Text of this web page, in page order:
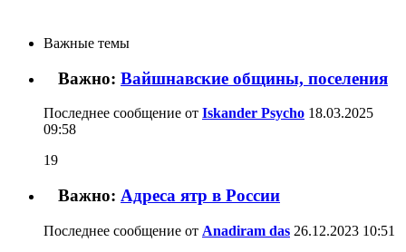
Важные темы
Важно: Вайшнавские общины, поселения
Последнее сообщение от Iskander Psycho 18.03.2025
09:58
19
Важно: Адреса ятр в России
Последнее сообщение от Anadiram das 26.12.2023 10:51